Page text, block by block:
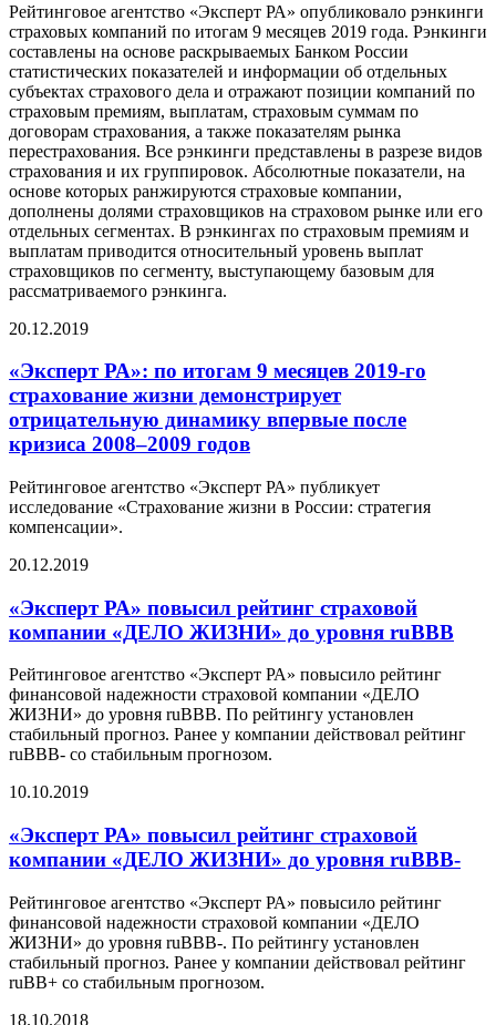
Рейтинговое агентство «Эксперт РА» опубликовало рэнкинги
страховых компаний по итогам 9 месяцев 2019 года. Рэнкинги
составлены на основе раскрываемых Банком России
статистических показателей и информации об отдельных
субъектах страхового дела и отражают позиции компаний по
страховым премиям, выплатам, страховым суммам по
договорам страхования, а также показателям рынка
перестрахования. Все рэнкинги представлены в разрезе видов
страхования и их группировок. Абсолютные показатели, на
основе которых ранжируются страховые компании,
дополнены долями страховщиков на страховом рынке или его
отдельных сегментах. В рэнкингах по страховым премиям и
выплатам приводится относительный уровень выплат
страховщиков по сегменту, выступающему базовым для
рассматриваемого рэнкинга.
20.12.2019
«Эксперт РА»: по итогам 9 месяцев 2019-го
страхование жизни демонстрирует
отрицательную динамику впервые после
кризиса 2008–2009 годов
Рейтинговое агентство «Эксперт РА» публикует
исследование «Страхование жизни в России: стратегия
компенсации».
20.12.2019
«Эксперт РА» повысил рейтинг страховой
компании «ДЕЛО ЖИЗНИ» до уровня ruBBB
Рейтинговое агентство «Эксперт РА» повысило рейтинг
финансовой надежности страховой компании «ДЕЛО
ЖИЗНИ» до уровня ruBBB. По рейтингу установлен
стабильный прогноз. Ранее у компании действовал рейтинг
ruBBB- со стабильным прогнозом.
10.10.2019
«Эксперт РА» повысил рейтинг страховой
компании «ДЕЛО ЖИЗНИ» до уровня ruBBB-
Рейтинговое агентство «Эксперт РА» повысило рейтинг
финансовой надежности страховой компании «ДЕЛО
ЖИЗНИ» до уровня ruBBB-. По рейтингу установлен
стабильный прогноз. Ранее у компании действовал рейтинг
ruBB+ со стабильным прогнозом.
18.10.2018